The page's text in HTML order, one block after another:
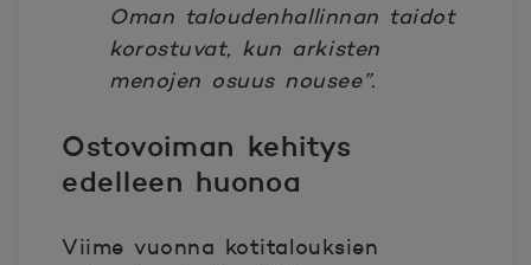
Oman taloudenhallinnan taidot
korostuvat, kun arkisten
menojen osuus nousee”.
Ostovoiman kehitys
edelleen huonoa
Viime vuonna kotitalouksien